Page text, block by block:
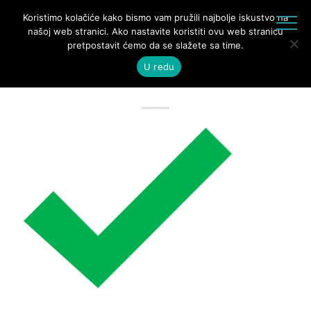
Green-Tick-Transparent-PNG-
363×279
Koristimo kolačiće kako bismo vam pružili najbolje iskustvo na
našoj web stranici. Ako nastavite koristiti ovu web stranicu
pretpostavit ćemo da se slažete sa time.
U redu